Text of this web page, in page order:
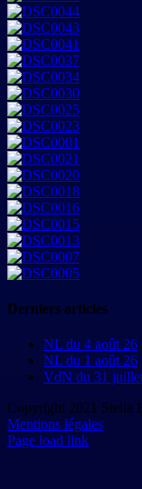
Derniers articles
NL du 4 août 26
NL du 1 août 26
VdN du 31
Copyright 2021 Stella
Mentions légales
Page load link